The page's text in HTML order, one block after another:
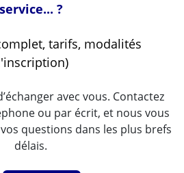
service... ?
tarifs, modalités
avec vous. Contactez
ou par écrit, et nous vous
questions dans les plus brefs
délais.